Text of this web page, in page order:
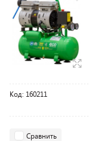
Код: 160211
Сравнить